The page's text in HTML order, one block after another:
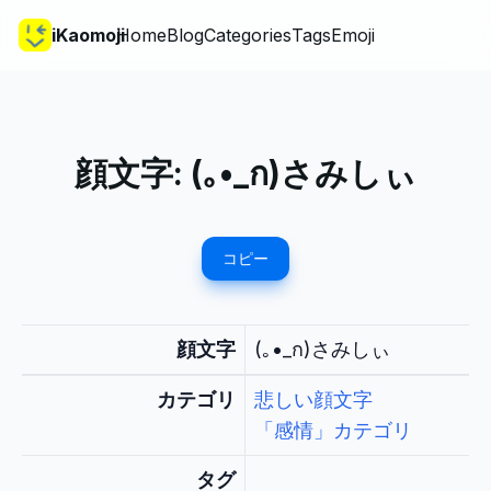
iKaomojiHomeBlogCategoriesTagsEmoji
顔文字: (｡•_ก)さみしぃ
コピー
顔文字 (｡•_ก)さみしぃ
カテゴリ
悲しい顔文字
「感情」カテゴリ
タグ